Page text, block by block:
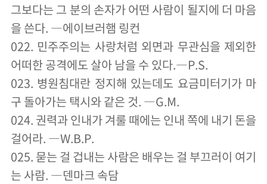
그보다는 그 분의 손자가 어떤 사람이 될지에 더 마음
을 쓴다. ―에이브러햄 링컨
022. 민주주의는 사랑처럼 외면과 무관심을 제외한
어떠한 공격에도 살아 남을 수 있다.―P.S.
023. 병원침대란 정지해 있는데도 요금미터기가 마
구 돌아가는 택시와 같은 것. ―G.M.
024. 권력과 인내가 겨룰 때에는 인내 쪽에 내기 돈을
걸어라. ―W.B.P.
025. 묻는 걸 겁내는 사람은 배우는 걸 부끄러이 여기
는 사람. ―덴마크 속담